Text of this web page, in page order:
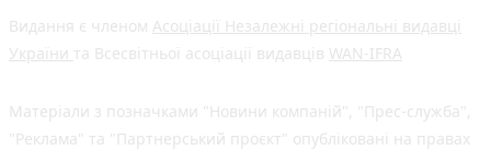
Видання є членом Асоціації Незалежні регіональні видавці
України та Всесвітньої асоціації видавців WAN-IFRA
Матеріали з позначками "Новини компаній", "Прес-служба",
"Реклама" та "Партнерський проєкт" опубліковані на правах